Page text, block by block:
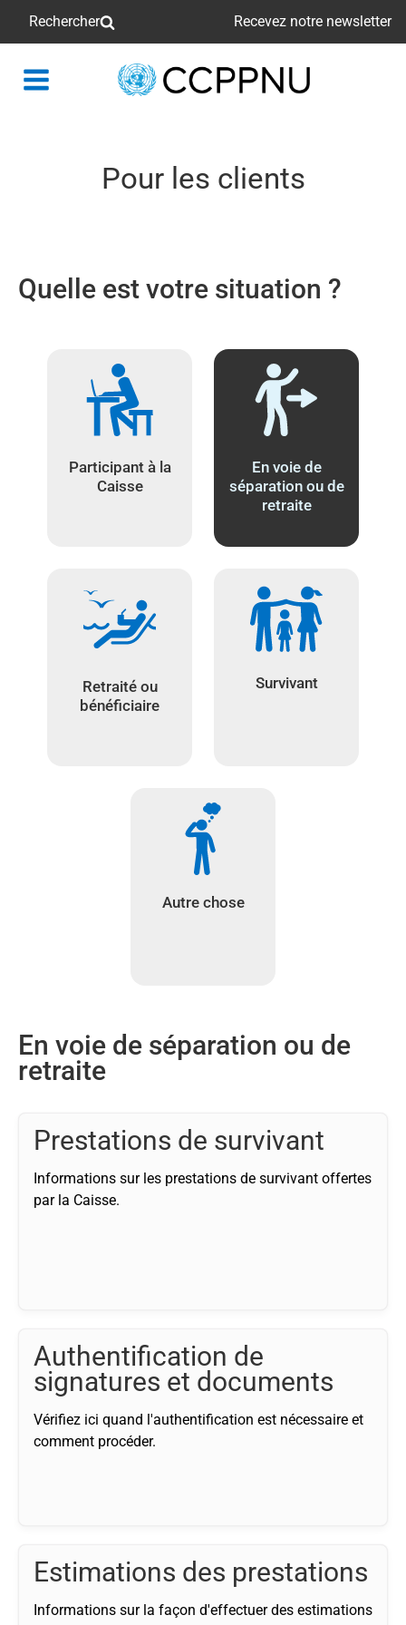
Rechercher Recevez notre newsletter
retour
principale
Pour les clients
Quelle est votre situation ?
Participant à la
Caisse
En voie de
séparation ou de
retraite
Retraité ou
bénéficiaire
Survivant
Autre chose
En voie de séparation ou de
retraite
Prestations de survivant
Informations sur les prestations de survivant offertes
par la Caisse.
Authentification de
signatures et documents
Vérifiez ici quand l'authentification est nécessaire et
comment procéder.
Estimations des prestations
Informations sur la façon d'effectuer des estimations